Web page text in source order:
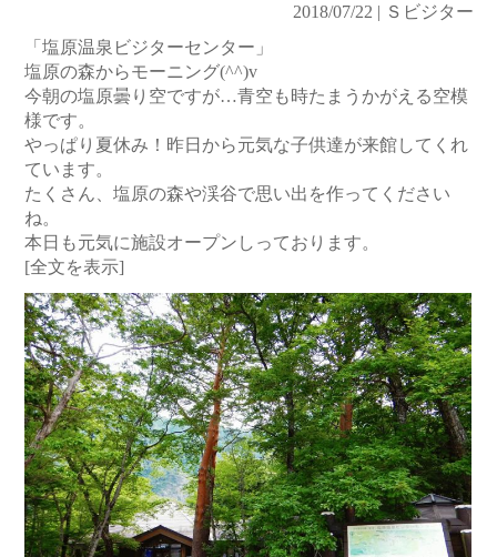
2018/07/22 | Ｓビジター
「塩原温泉ビジターセンター」
塩原の森からモーニング(^^)v
今朝の塩原曇り空ですが…青空も時たまうかがえる空模
様です。
やっぱり夏休み！昨日から元気な子供達が来館してくれ
ています。
たくさん、塩原の森や渓谷で思い出を作ってください
ね。
本日も元気に施設オープンしっております。
[全文を表示]